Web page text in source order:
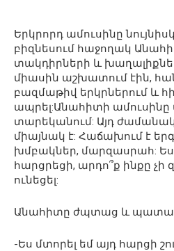
Երկրորդ ամուսինը
բիզնեսում հաջողակ
տակդիրների և
միասին աշխատում էին,
բազմաթիվ երկրներում և
ապրել:Անահիտի ամուսինը
տարեկանում: Այդ
միայնակ է: Հաճախում է
խմբակներ, մարզասրահ:
հարցրեցի, արդո՞ք ինքը չի
ունեցել:
Անահիտը ժպտաց և
-Ես մտորել եմ այդ հարցի